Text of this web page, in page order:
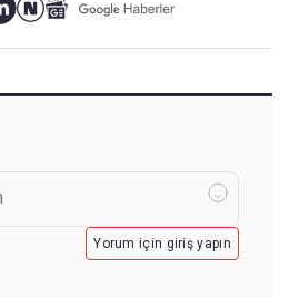
Yorum için giriş yapın